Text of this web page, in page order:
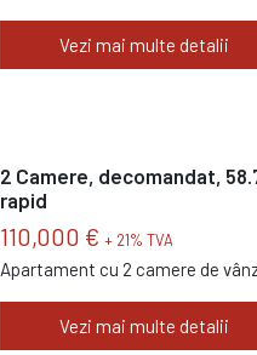
Vezi mai multe detalii
2 Camere, decomandat,
rapid
110,000 € + 21% TVA
Apartament cu 2 camere de
Vezi mai multe detalii